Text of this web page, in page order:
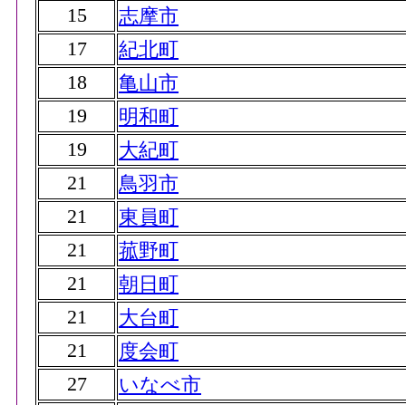
15
志摩市
17
紀北町
18
亀山市
19
明和町
19
大紀町
21
鳥羽市
21
東員町
21
菰野町
21
朝日町
21
大台町
21
度会町
27
いなべ市